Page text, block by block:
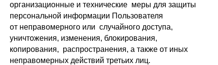
организационные и технические меры для защиты
персональной информации Пользователя
от неправомерного или случайного доступа,
уничтожения, изменения, блокирования,
копирования, распространения, а также от иных
неправомерных действий третьих лиц.